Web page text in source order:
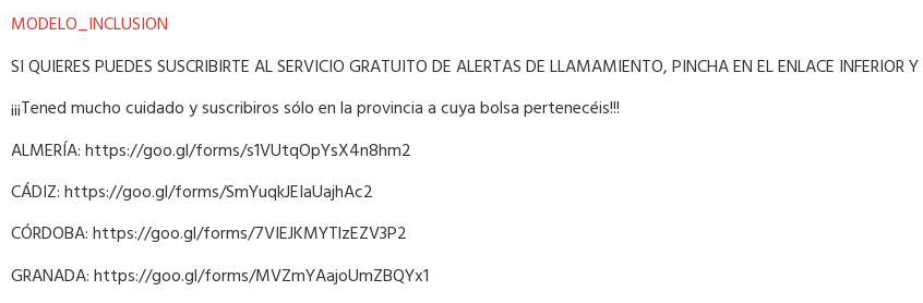
MODELO_INCLUSION
SI QUIERES PUEDES SUSCRIBIRTE AL SERVICIO GRATUITO DE ALERTAS DE LLAMAMIENTO, PINCHA EN EL ENLACE INFERIOR
¡¡¡Tened mucho cuidado y suscribiros sólo en la provincia a cuya bolsa pertenecéis!!!
ALMERÍA: https://goo.gl/forms/s1VUtqOpYsX4n8hm2
CÁDIZ: https://goo.gl/forms/SmYuqkJEIaUajhAc2
CÓRDOBA: https://goo.gl/forms/7VIEJKMYTlzEZV3P2
GRANADA: https://goo.gl/forms/MVZmYAajoUmZBQYx1